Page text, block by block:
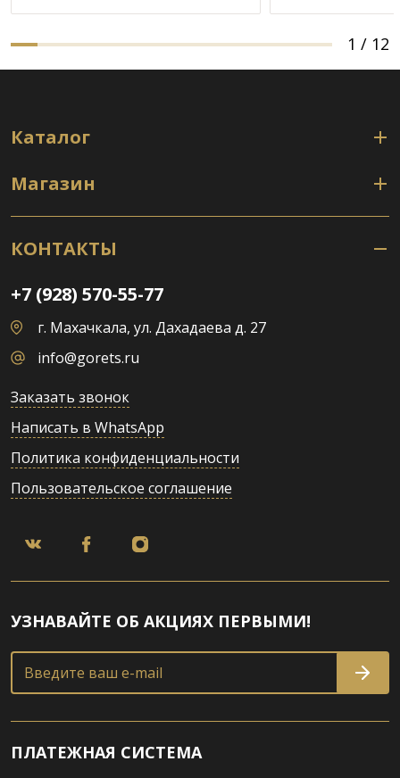
1 / 12
Каталог
Магазин
КОНТАКТЫ
+7 (928) 570-55-77
г. Махачкала, ул. Дахадаева д. 27
info@gorets.ru
Заказать звонок
Написать в WhatsApp
Политика конфиденциальности
Пользовательское соглашение
УЗНАВАЙТЕ ОБ АКЦИЯХ ПЕРВЫМИ!
Введите ваш e-mail
ПЛАТЕЖНАЯ СИСТЕМА